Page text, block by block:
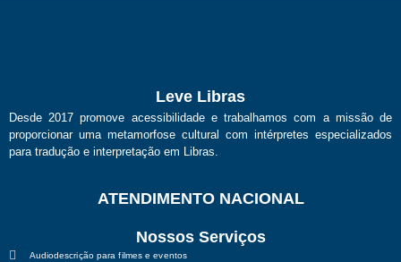
Leve Libras
Desde 2017 promove acessibilidade e trabalhamos com a missão de
proporcionar uma metamorfose cultural com intérpretes especializados
para tradução e interpretação em Libras.
ATENDIMENTO NACIONAL
Nossos Serviços
Audiodescrição para filmes e eventos